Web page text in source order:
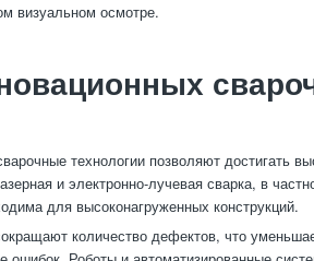
визуальном осмотре.
технологии позволяют достигать
и электронно-лучевая сварка, в
для высоконагруженных конструкций.
количество дефектов, что